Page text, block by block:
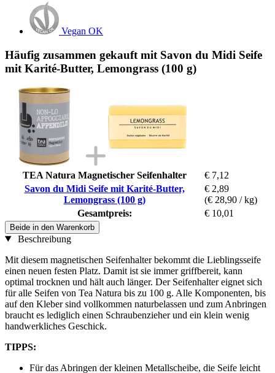
Vegan OK
Häufig zusammen gekauft mit Savon du Midi Seife
mit Karité-Butter, Lemongrass (100 g)
TEA Natura Magnetischer Seifenhalter
€ 7,12
Savon du Midi Seife mit Karité-Butter,
Lemongrass (100 g)
€ 2,89
(€ 28,90 / kg)
Gesamtpreis:
€ 10,01
Beide in den Warenkorb
Beschreibung
Mit diesem magnetischen Seifenhalter bekommt die Lieblingsseife
einen neuen festen Platz. Damit ist sie immer griffbereit, kann
optimal trocknen und hält auch länger. Der Seifenhalter eignet sich
für alle Seifen von Tea Natura bis zu 100 g. Alle Komponenten, bis
auf den Kleber sind vollkommen naturbelassen und zum Anbringen
braucht es lediglich einen Schraubenzieher und ein klein wenig
handwerkliches Geschick.
TIPPS:
Für das Abringen der kleinen Metallscheibe, die Seife leicht